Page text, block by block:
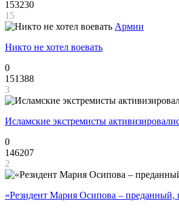
153230
15
Армии
Никто не хотел воевать
0
151388
3
Исламские экстремисты
0
146207
2
«Резидент Мария Осипова – преданный,